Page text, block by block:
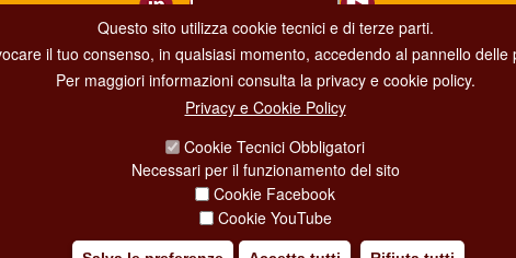
Dipartimento Grandi Eventi, Sport, Turismo e Moda.
Via di San Basilio, 51
00187 Roma
Questo sito utilizza cookie tecnici e di terze parti.
il tuo consenso, in qualsiasi momento, accedendo al pannello
Per maggiori informazioni consulta la privacy e cookie policy.
Privacy e Cookie Policy
Cookie Tecnici Obbligatori
Necessari per il funzionamento del sito
Cookie Facebook
Cookie YouTube